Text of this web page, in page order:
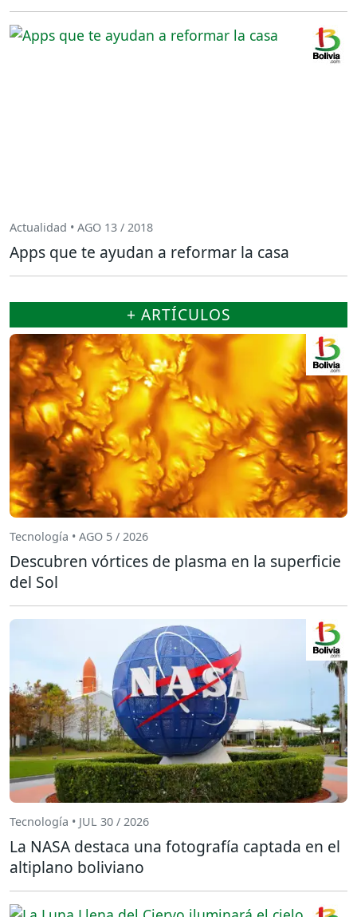
Actualidad • AGO 13 / 2018
Apps que te ayudan a reformar la casa
+ ARTÍCULOS
Tecnología • AGO 5 / 2026
Descubren vórtices de plasma en la superficie
del Sol
Tecnología • JUL 30 / 2026
La NASA destaca una fotografía captada en el
altiplano boliviano